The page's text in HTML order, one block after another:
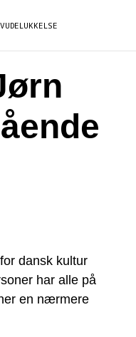
dansk kultur
har alle på
en nærmere